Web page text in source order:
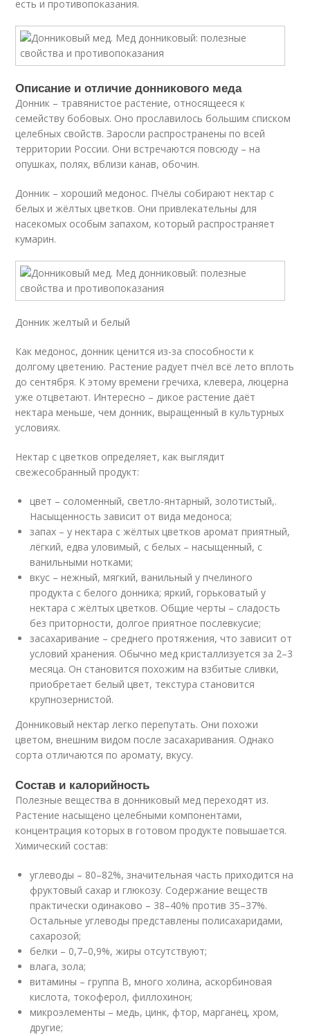
есть и противопоказания.
Описание и отличие донникового меда
Донник – травянистое растение, относящееся к
семейству бобовых. Оно прославилось большим списком
целебных свойств. Заросли распространены по всей
территории России. Они встречаются повсюду – на
опушках, полях, вблизи канав, обочин.
Донник – хороший медонос. Пчёлы собирают нектар с
белых и жёлтых цветков. Они привлекательны для
насекомых особым запахом, который распространяет
кумарин.
Донник желтый и белый
Как медонос, донник ценится из-за способности к
долгому цветению. Растение радует пчёл всё лето вплоть
до сентября. К этому времени гречиха, клевера, люцерна
уже отцветают. Интересно – дикое растение даёт
нектара меньше, чем донник, выращенный в культурных
условиях.
Нектар с цветков определяет, как выглядит
свежесобранный продукт:
цвет – соломенный, светло-янтарный, золотистый,.
Насыщенность зависит от вида медоноса;
запах – у нектара с жёлтых цветков аромат приятный,
лёгкий, едва уловимый, с белых – насыщенный, с
ванильными нотками;
вкус – нежный, мягкий, ванильный у пчелиного
продукта с белого донника; яркий, горьковатый у
нектара с жёлтых цветков. Общие черты – сладость
без приторности, долгое приятное послевкусие;
засахаривание – среднего протяжения, что зависит от
условий хранения. Обычно мед кристаллизуется за 2–3
месяца. Он становится похожим на взбитые сливки,
приобретает белый цвет, текстура становится
крупнозернистой.
Донниковый нектар легко перепутать. Они похожи
цветом, внешним видом после засахаривания. Однако
сорта отличаются по аромату, вкусу.
Состав и калорийность
Полезные вещества в донниковый мед переходят из.
Растение насыщено целебными компонентами,
концентрация которых в готовом продукте повышается.
Химический состав:
углеводы – 80–82%, значительная часть приходится на
фруктовый сахар и глюкозу. Содержание веществ
практически одинаково – 38–40% против 35–37%.
Остальные углеводы представлены полисахаридами,
сахарозой;
белки – 0,7–0,9%, жиры отсутствуют;
влага, зола;
витамины – группа B, много холина, аскорбиновая
кислота, токоферол, филлохинон;
микроэлементы – медь, цинк, фтор, марганец, хром,
другие;